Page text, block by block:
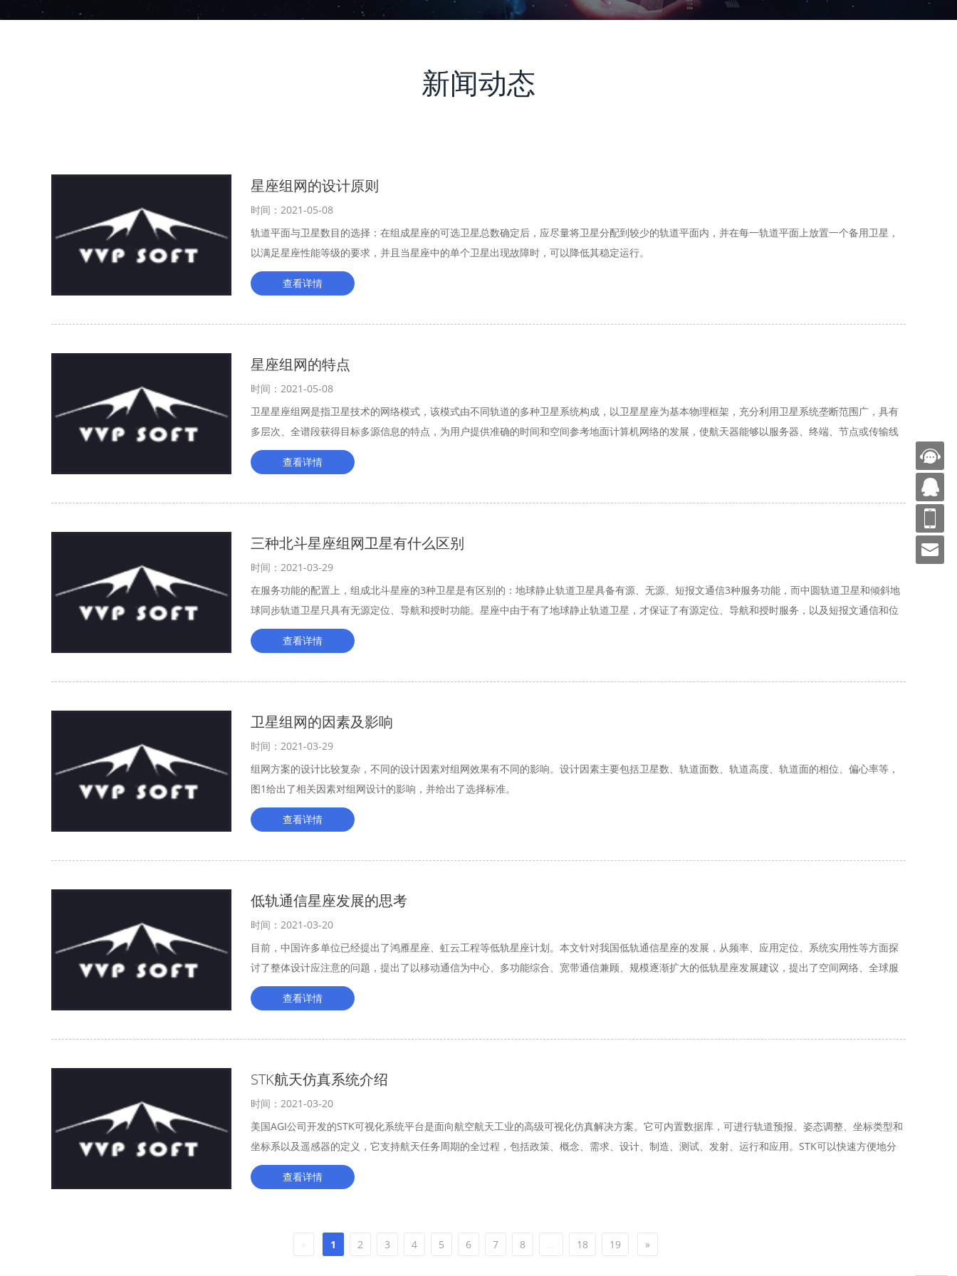
新闻动态
星座组网的设计原则
时间：2021-05-08
轨道平面与卫星数目的选择：在组成星座的可选卫星总数确定后，应尽量将卫星分配到较少的轨道平面内，并在每一轨道平面上放置一个备用卫星，
以满足星座性能等级的要求，并且当星座中的单个卫星出现故障时，可以降低其稳定运行。
查看详情
星座组网的特点
时间：2021-05-08
卫星星座组网是指卫星技术的网络模式，该模式由不同轨道的多种卫星系统构成，以卫星星座为基本物理框架，充分利用卫星系统垄断范围广，具有
多层次、全谱段获得目标多源信息的特点，为用户提供准确的时间和空间参考地面计算机网络的发展，使航天器能够以服务器、终端、节点或传输线
的身份加入网络，也可以说是提出卫星网络概念的技术基础。
查看详情
三种北斗星座组网卫星有什么区别
时间：2021-03-29
在服务功能的配置上，组成北斗星座的3种卫星是有区别的：地球静止轨道卫星具备有源、无源、短报文通信3种服务功能，而中圆轨道卫星和倾斜地
球同步轨道卫星只具有无源定位、导航和授时功能。星座中由于有了地球静止轨道卫星，才保证了有源定位、导航和授时服务，以及短报文通信和位
置报告功能。
查看详情
卫星组网的因素及影响
时间：2021-03-29
组网方案的设计比较复杂，不同的设计因素对组网效果有不同的影响。设计因素主要包括卫星数、轨道面数、轨道高度、轨道面的相位、偏心率等，
图1给出了相关因素对组网设计的影响，并给出了选择标准。
查看详情
低轨通信星座发展的思考
时间：2021-03-20
目前，中国许多单位已经提出了鸿雁星座、虹云工程等低轨星座计划。本文针对我国低轨通信星座的发展，从频率、应用定位、系统实用性等方面探
讨了整体设计应注意的问题，提出了以移动通信为中心、多功能综合、宽带通信兼顾、规模逐渐扩大的低轨星座发展建议，提出了空间网络、全球服
务、频谱感知、频率共享、宽窄结合、合作应用的整体设计构想。
查看详情
STK航天仿真系统介绍
时间：2021-03-20
美国AGI公司开发的STK可视化系统平台是面向航空航天工业的高级可视化仿真解决方案。它可内置数据库，可进行轨道预报、姿态调整、坐标类型和
坐标系以及遥感器的定义，它支持航天任务周期的全过程，包括政策、概念、需求、设计、制造、测试、发射、运行和应用。STK可以快速方便地分
析复杂的陆、海、空、天任务，并提供易于理解的图表和文本形式的分析结果，确定最佳解决方案。
查看详情
1 2 3 4 5 6 7 8 18 19 »